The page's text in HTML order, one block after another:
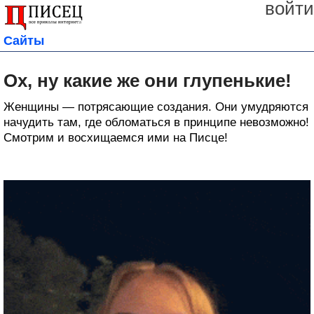
войти
Сайты
Ох, ну какие же они глупенькие!
Женщины — потрясающие создания. Они умудряются
начудить там, где обломаться в принципе невозможно!
Смотрим и восхищаемся ими на Писце!